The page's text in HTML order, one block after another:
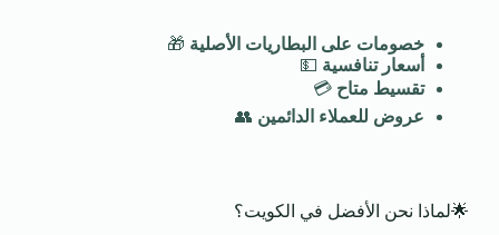
خصومات على البطاريات الأصلية 🎁
أسعار تنافسية 💵
تقسيط متاح 💳
عروض للعملاء الدائمين 👥
🌟لماذا نحن الأفضل في الكويت؟